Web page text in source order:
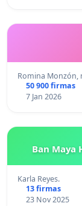
Romina Monzón,
50 900 firmas
7 Jan 2026
Ban Maya
Karla Reyes.
13 firmas
23 Nov 2025